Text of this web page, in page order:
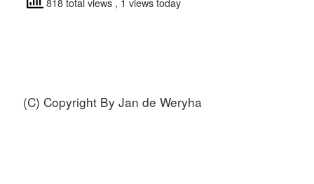
(C) Copyright By Jan de Weryha